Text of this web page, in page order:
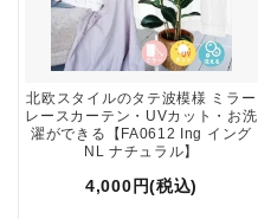
北欧スタイルのタテ波模様 ミラー
レースカーテン・UVカット・お洗
濯ができる【FA0612 Ing イング
NL ナチュラル】
4,000円(税込)